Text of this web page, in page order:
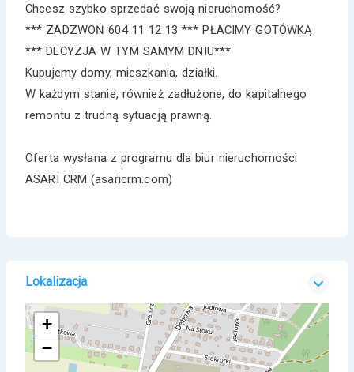
Chcesz szybko sprzedać swoją nieruchomość?
*** ZADZWOŃ 604 11 12 13 *** PŁACIMY GOTÓWKĄ
*** DECYZJA W TYM SAMYM DNIU***
Kupujemy domy, mieszkania, działki.
W każdym stanie, również zadłużone, do kapitalnego
remontu z trudną sytuacją prawną.
Oferta wysłana z programu dla biur nieruchomości
ASARI CRM (asaricrm.com)
Lokalizacja
+
−